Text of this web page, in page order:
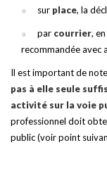
sur place, la
par courrier,
recommandée avec
Il est important de
pas à elle seule
activité sur la voie
professionnel doit
public (voir point